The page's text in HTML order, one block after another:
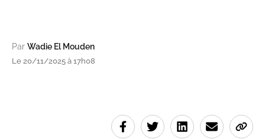
Par Wadie El Mouden
Le 20/11/2025 à 17h08